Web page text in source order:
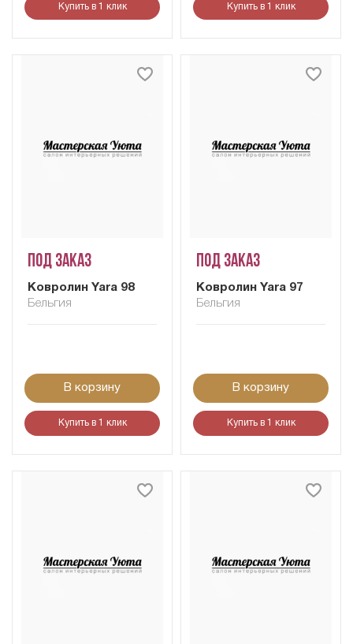
Купить в 1 клик Купить в 1 клик
Под заказ
Ковролин Yara 98
Бельгия
В корзину
Купить в 1 клик
Под заказ
Ковролин Yara 97
Бельгия
В корзину
Купить в 1 клик